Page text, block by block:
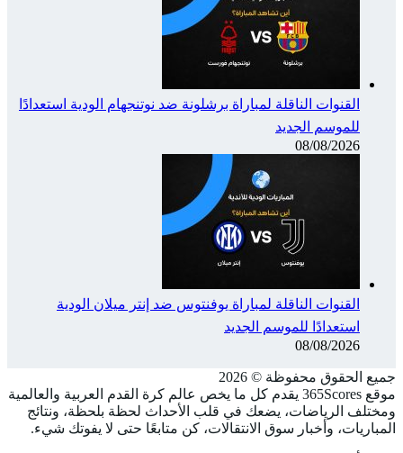
القنوات الناقلة لمباراة برشلونة ضد نوتنجهام الودية استعدادًا
للموسم الجديد
08/08/2026
القنوات الناقلة لمباراة يوفنتوس ضد إنتر ميلان الودية
استعدادًا للموسم الجديد
08/08/2026
جميع الحقوق محفوظة ©️ 2026
موقع 365Scores يقدم كل ما يخص عالم كرة القدم العربية والعالمية
ومختلف الرياضات، يضعك في قلب الأحداث لحظة بلحظة، ونتائج
المباريات، وأخبار سوق الانتقالات، كن متابعًا حتى لا يفوتك شيء.